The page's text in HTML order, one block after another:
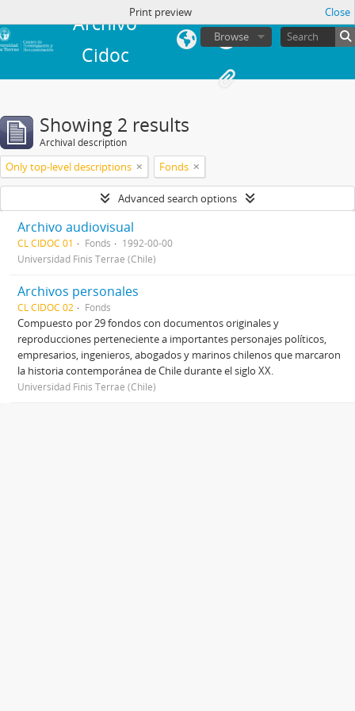
Archivo
Cidoc
Browse
Print preview Close
Showing 2 results
Archival description
Only top-level descriptions Fonds
Advanced search options
Archivo audiovisual
CL CIDOC 01 Fonds
1992-00-00
Universidad Finis Terrae (Chile)
Archivos personales
CL CIDOC 02 Fonds
Compuesto por 29 fondos con documentos originales y
reproducciones perteneciente a importantes personajes políticos,
empresarios, ingenieros, abogados y marinos chilenos que marcaron
la historia contemporánea de Chile durante el siglo XX.
Universidad Finis Terrae (Chile)